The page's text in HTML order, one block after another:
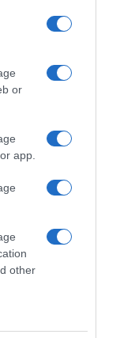
or
app.
otherκαι το
αμυντική